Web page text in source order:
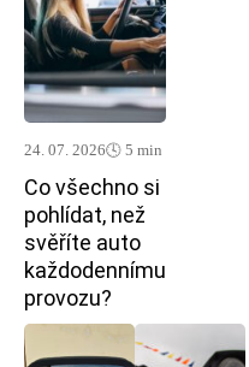
24. 07. 2026🕓 5 min
Co všechno si
pohlídat, než
svěříte auto
každodennímu
provozu?